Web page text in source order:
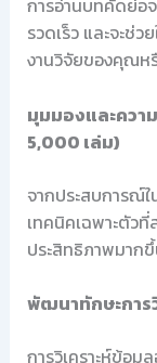
การอ่านบทคัดย่อจ
รวดเร็ว และจะช่
งานวิจัยของคุณห
มุมมองและควา
5,000 เล่ม)
จากประสบการณ์
เทคนิคเฉพาะตัว
ประสิทธิภาพมาก
พัฒนาทักษะการ
การวิเคราะห์ข้อ